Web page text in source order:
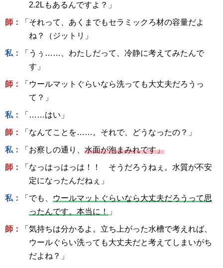
2.2Lもあるんですよ？」
師：
「それって、あくまでもセラミックろ材の容量だよ
ね？（ジットリ」
私：
「うぅ……、わたしだって、冷静に考えてみたんで
す」
師：
「ウールマットぐらいなら洗っても大丈夫だろうっ
て？」
私： 「……はい」
師： 「なんてことを……。それで、どうなったの？」
私： 「お察しの通り、 水面が泡まみれです」
師：
「なっはっはっは！！ そうだろうねぇ。水質が不安
定になったんだねぇ」
私： 「でも、
ウールマットぐらいなら大丈夫だろうって思
ったんです。本当に！
」
師：
「気持ちは分かるよ。立ち上がった水槽で考えれば、
ウールぐらい洗っても大丈夫だと考えてしまいがち
だよね？」